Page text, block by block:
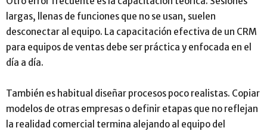
largas, llenas de funciones que no se usan, suelen
desconectar al equipo. La capacitación efectiva de un CRM
para equipos de ventas debe ser práctica y enfocada en el
día a día.
También es habitual diseñar procesos poco realistas. Copiar
modelos de otras empresas o definir etapas que no reflejan
la realidad comercial termina alejando al equipo del